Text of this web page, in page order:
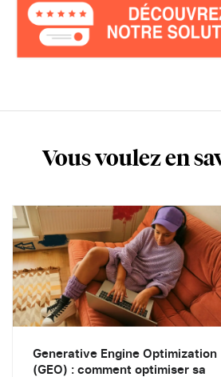
Vous voulez en
Generative Engine Optimization
(GEO) : comment optimiser sa